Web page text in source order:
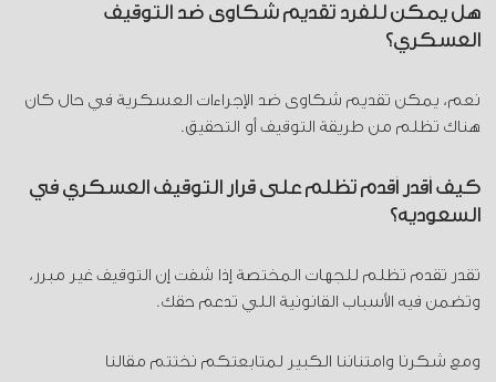
هل يمكن للفرد تقديم شكاوى ضد التوقيف
العسكري؟
نعم، يمكن تقديم شكاوى ضد الإجراءات العسكرية في حال كان
هناك تظلم من طريقة التوقيف أو التحقيق.
كيف أقدر أقدم تظلم على قرار التوقيف العسكري في
السعودية؟
تقدر تقدم تظلم للجهات المختصة إذا شفت إن التوقيف غير مبرر،
وتضمن فيه الأسباب القانونية اللي تدعم حقك.
ومع شكرنا وامتناننا الكبير لمتابعتكم نختتم مقالنا